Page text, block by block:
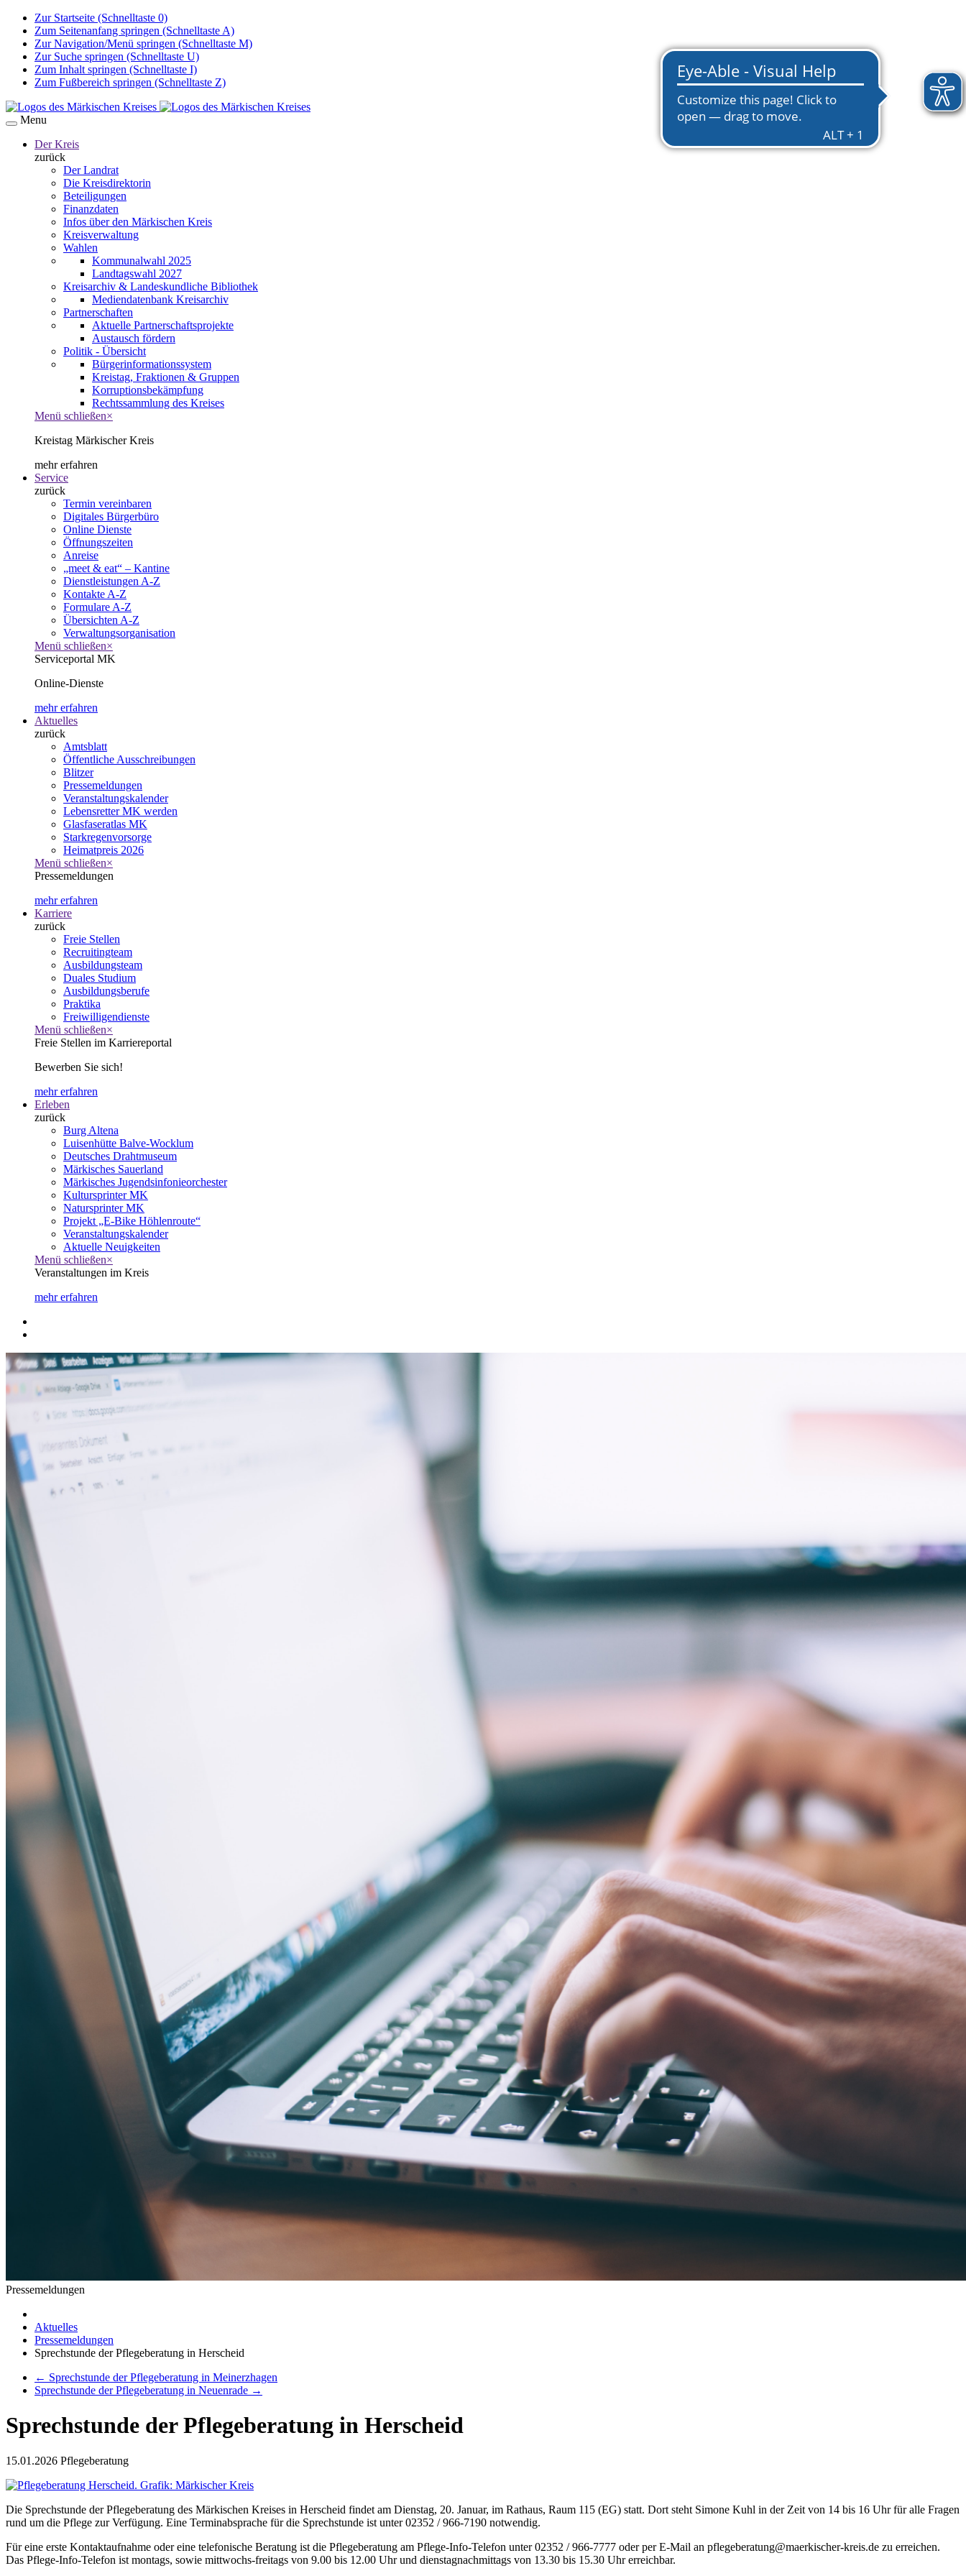
Zur Startseite (Schnelltaste 0)
Zum Seitenanfang springen (Schnelltaste A)
Zur Navigation/Menü springen (Schnelltaste M)
Zur Suche springen (Schnelltaste U)
Zum Inhalt springen (Schnelltaste I)
Zum Fußbereich springen (Schnelltaste Z)
Menu
Der Kreis
zurück
Der Landrat
Die Kreisdirektorin
Beteiligungen
Finanzdaten
Infos über den Märkischen Kreis
Kreisverwaltung
Wahlen
Kommunalwahl 2025
Landtagswahl 2027
Kreisarchiv & Landeskundliche Bibliothek
Mediendatenbank Kreisarchiv
Partnerschaften
Aktuelle Partnerschaftsprojekte
Austausch fördern
Politik - Übersicht
Bürgerinformationssystem
Kreistag, Fraktionen & Gruppen
Korruptionsbekämpfung
Rechtssammlung des Kreises
Menü schließen×
Kreistag Märkischer Kreis
mehr erfahren
Service
zurück
Termin vereinbaren
Digitales Bürgerbüro
Online Dienste
Öffnungszeiten
Anreise
„meet & eat“ – Kantine
Dienstleistungen A-Z
Kontakte A-Z
Formulare A-Z
Übersichten A-Z
Verwaltungsorganisation
Menü schließen×
Serviceportal MK
Online-Dienste
mehr erfahren
Aktuelles
zurück
Amtsblatt
Öffentliche Ausschreibungen
Blitzer
Pressemeldungen
Veranstaltungskalender
Lebensretter MK werden
Glasfaseratlas MK
Starkregenvorsorge
Heimatpreis 2026
Menü schließen×
Pressemeldungen
mehr erfahren
Karriere
zurück
Freie Stellen
Recruitingteam
Ausbildungsteam
Duales Studium
Ausbildungsberufe
Praktika
Freiwilligendienste
Menü schließen×
Freie Stellen im Karriereportal
Bewerben Sie sich!
mehr erfahren
Erleben
zurück
Burg Altena
Luisenhütte Balve-Wocklum
Deutsches Drahtmuseum
Märkisches Sauerland
Märkisches Jugendsinfonieorchester
Kultursprinter MK
Natursprinter MK
Projekt „E-Bike Höhlenroute“
Veranstaltungskalender
Aktuelle Neuigkeiten
Menü schließen×
Veranstaltungen im Kreis
mehr erfahren
Pressemeldungen
Aktuelles
Pressemeldungen
Sprechstunde der Pflegeberatung in Herscheid
← Sprechstunde der Pflegeberatung in Meinerzhagen
Sprechstunde der Pflegeberatung in Neuenrade →
Sprechstunde der Pflegeberatung in Herscheid
15.01.2026 Pflegeberatung
Die Sprechstunde der Pflegeberatung des Märkischen Kreises in Herscheid findet am Dienstag, 20. Januar, im Rathaus, Raum 115 (EG) statt. Dort steht Simone Kuhl in der Zeit von 14 bis 16 Uhr für alle Fragen
rund um die Pflege zur Verfügung. Eine Terminabsprache für die Sprechstunde ist unter 02352 / 966-7190 notwendig.
Für eine erste Kontaktaufnahme oder eine telefonische Beratung ist die Pflegeberatung am Pflege-Info-Telefon unter 02352 / 966-7777 oder per E-Mail an pflegeberatung@maerkischer-kreis.de zu erreichen.
Das Pflege-Info-Telefon ist montags, sowie mittwochs-freitags von 9.00 bis 12.00 Uhr und dienstagnachmittags von 13.30 bis 15.30 Uhr erreichbar.